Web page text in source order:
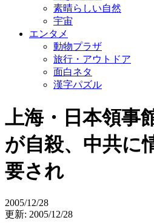
素晴らしい自然
宇宙
エンタメ
動物プラザ
旅行・アウトドア
面白ネタ
漢字パズル
上海・日本領事
が自殺、中共に
要され
2005/12/28
更新: 2005/12/28